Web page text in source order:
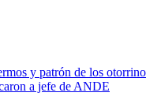
y patrón de los
a jefe de ANDE